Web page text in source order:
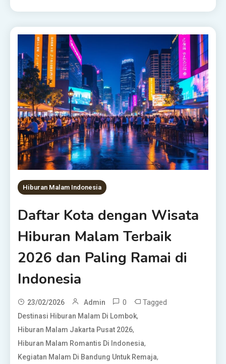
Hiburan Malam Indonesia
Daftar Kota dengan Wisata
Hiburan Malam Terbaik
2026 dan Paling Ramai di
Indonesia
23/02/2026 Admin 0 Tagged
Destinasi Hiburan Malam Di Lombok,
Hiburan Malam Jakarta Pusat 2026,
Hiburan Malam Romantis Di Indonesia,
Kegiatan Malam Di Bandung Untuk Remaja,